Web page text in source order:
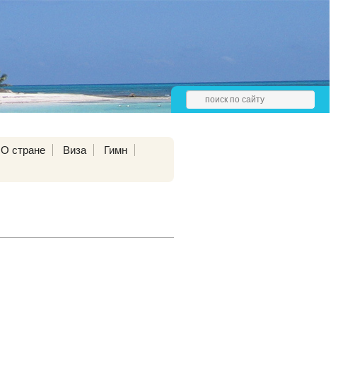
О стране Виза
Гимн